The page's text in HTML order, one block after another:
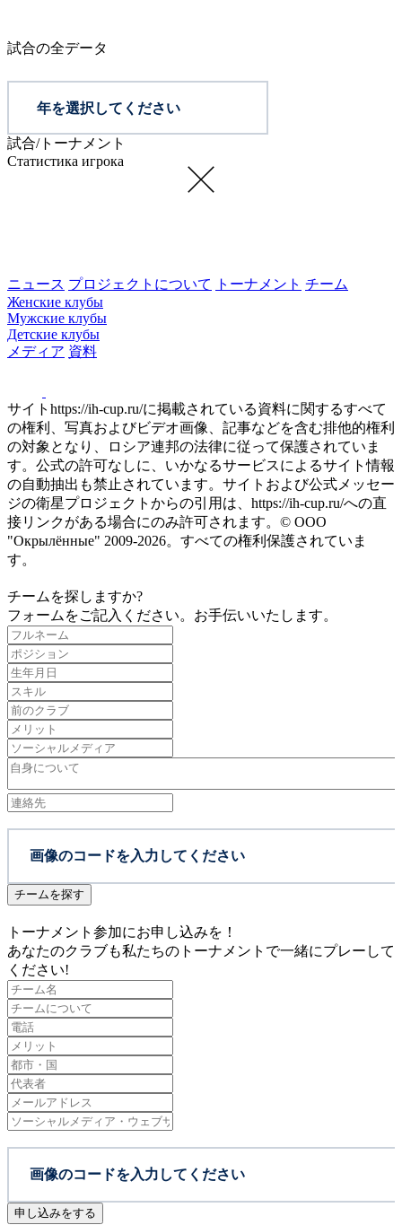
試合の全データ
年を選択してください
試合/トーナメント
Статистика игрока
ニュース プロジェクトについて トーナメント チーム
Женские клубы
Мужские клубы
Детские клубы
メディア 資料
サイトhttps://ih-cup.ru/に掲載されている資料に関するすべて
の権利、写真およびビデオ画像、記事などを含む排他的権利
の対象となり、ロシア連邦の法律に従って保護されていま
す。公式の許可なしに、いかなるサービスによるサイト情報
の自動抽出も禁止されています。サイトおよび公式メッセー
ジの衛星プロジェクトからの引用は、https://ih-cup.ru/への直
接リンクがある場合にのみ許可されます。© ООО
"Окрылённые" 2009-2026。すべての権利保護されていま
す。
チームを探しますか?
フォームをご記入ください。お手伝いいたします。
チームを探す
トーナメント参加にお申し込みを！
あなたのクラブも私たちのトーナメントで一緒にプレーして
ください!
申し込みをする